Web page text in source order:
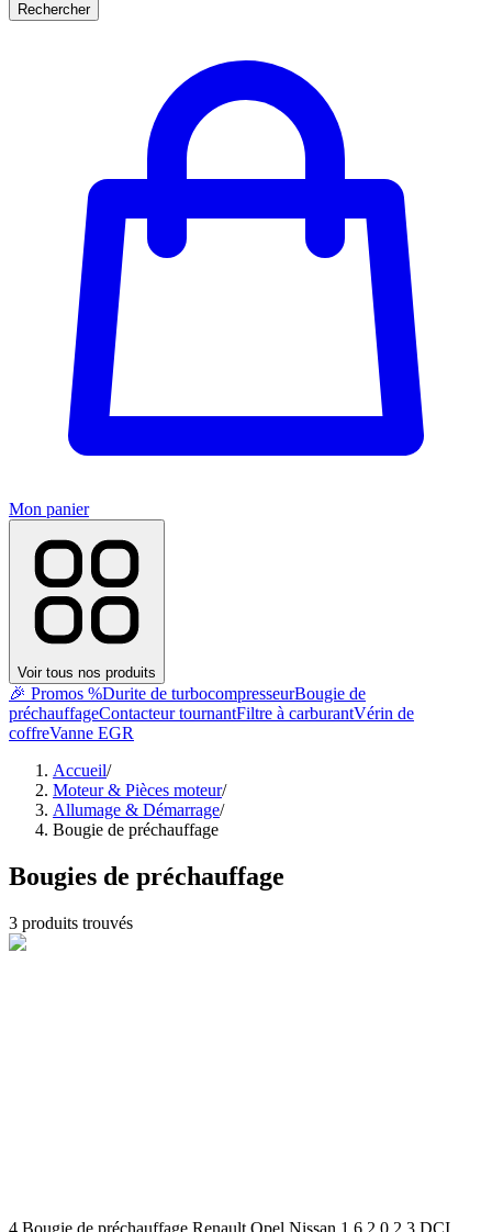
Rechercher
Mon panier
Voir tous nos produits
🎉 Promos %Durite de turbocompresseurBougie de
préchauffageContacteur tournantFiltre à carburantVérin de
coffreVanne EGR
Accueil/
Moteur & Pièces moteur/
Allumage & Démarrage/
Bougie de préchauffage
Bougies de préchauffage
3 produits trouvés
4 Bougie de préchauffage Renault Opel Nissan 1.6 2.0 2.3 DCI